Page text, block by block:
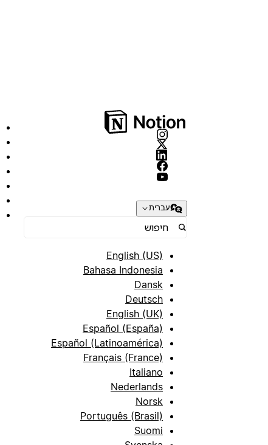
עברית
English (US)
Bahasa Indonesia
Dansk
Deutsch
English (UK)
Español (España)
Español (Latinoamérica)
Français (France)
Italiano
Nederlands
Norsk
Português (Brasil)
Suomi